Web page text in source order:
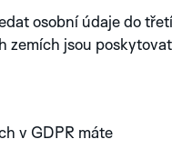
PROZKOUMEJTE
osobní údaje do
zemích jsou
v GDPR máte